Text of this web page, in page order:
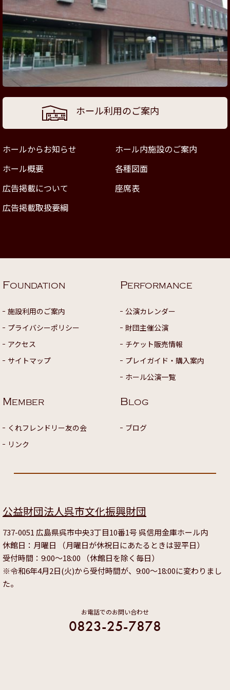
ホール利用のご案内
ホールからお知らせ
ホール内施設のご案内
ホール概要
各種図面
広告掲載について
座席表
広告掲載取扱要綱
FOUNDATION
施設利用のご案内
プライバシーポリシー
アクセス
サイトマップ
PERFORMANCE
公演カレンダー
財団主催公演
チケット販売情報
プレイガイド・購入案内
ホール公演一覧
MEMBER
くれフレンドリー友の会
リンク
BLOG
ブログ
公益財団法人呉市文化振興財団
737-0051 広島県呉市中央3丁目10番1号 呉信用金庫ホール内
休館日：月曜日 （月曜日が休祝日にあたるときは翌平日）
受付時間：9:00～18:00 （休館日を除く毎日）
※令和6年4月2日(火)から受付時間が、9:00～18:00に変わりまし
た。
お電話でのお問い合わせ
0823-25-7878